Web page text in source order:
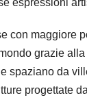
espressioni
con maggiore
grazie
spaziano da
progettate